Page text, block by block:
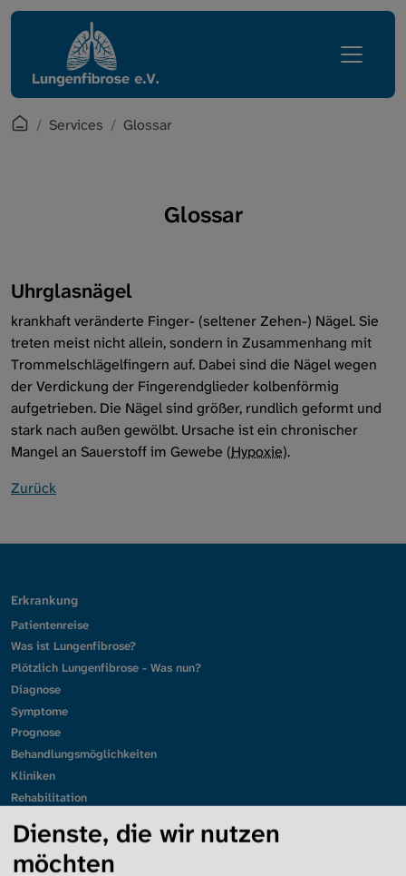
Direkt zur Hauptnavigation springen
Direkt zum Inhalt springen
Startpage
Services Glossar
Glossar
Uhrglasnägel
krankhaft veränderte Finger- (seltener Zehen-) Nägel. Sie
treten meist nicht allein, sondern in Zusammenhang mit
Trommelschlägelfingern auf. Dabei sind die Nägel wegen
der Verdickung der Fingerendglieder kolbenförmig
aufgetrieben. Die Nägel sind größer, rundlich geformt und
stark nach außen gewölbt. Ursache ist ein chronischer
Mangel an Sauerstoff im Gewebe (Hypoxie).
Zurück
Erkrankung
Patientenreise
Was ist Lungenfibrose?
Plötzlich Lungenfibrose - Was nun?
Diagnose
Symptome
Prognose
Behandlungsmöglichkeiten
Kliniken
Rehabilitation
Prävention/Impfung
Leben mit Lungenfibrose
Übersicht
Dienste, die wir nutzen
möchten
Lungenfibrose
Erkrankung
Leben mit Lungenfibrose
Intern
Mediathek